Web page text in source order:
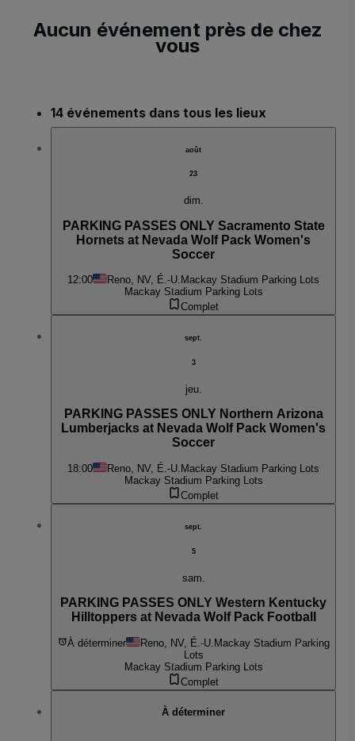
Aucun événement près de chez
vous
14 événements dans tous les lieux
août
23
dim.
PARKING PASSES ONLY Sacramento State
Hornets at Nevada Wolf Pack Women's
Soccer
12:00 Reno, NV, É.-U. Mackay Stadium Parking Lots
Mackay Stadium Parking Lots
Complet
sept.
3
jeu.
PARKING PASSES ONLY Northern Arizona
Lumberjacks at Nevada Wolf Pack Women's
Soccer
18:00 Reno, NV, É.-U. Mackay Stadium Parking Lots
Mackay Stadium Parking Lots
Complet
sept.
5
sam.
PARKING PASSES ONLY Western Kentucky
Hilltoppers at Nevada Wolf Pack Football
À déterminer Reno, NV, É.-U. Mackay Stadium Parking
Lots
Mackay Stadium Parking Lots
Complet
À déterminer